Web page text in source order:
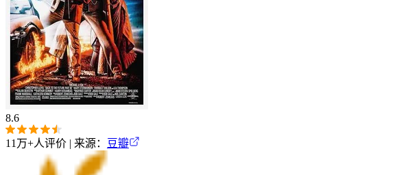
8.6
11万+人评价 | 来源： 豆瓣